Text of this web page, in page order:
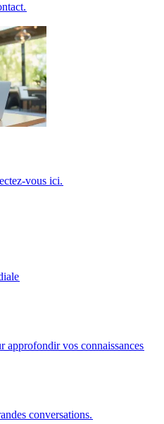
vous ici.​​
approfondir vos connaissances​​
conversations.​​